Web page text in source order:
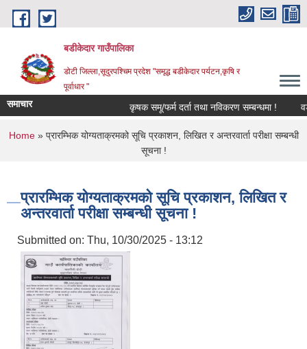
Skip to main content
बडीकेदार गाउँपालिका
डोटी जिल्ला,सूदुरपश्चिम प्रदेश "समृद्ध बडीकेदार पर्यटन,कृषि र
पूर्वाधार "
समाचार कृषक समू/फर्म दर्ता तथा नविकरण सम्बन्धमा !
You are here
Home» प्रारम्भिक योग्यताक्रमको सूचि प्रकाशन, लिखित र अन्तरवार्ता परीक्षा सम्बन्धी
सूचना !
प्रारम्भिक योग्यताक्रमको सूचि प्रकाशन, लिखित र
अन्तरवार्ता परीक्षा सम्बन्धी सूचना !
Submitted on: Thu, 10/30/2025 - 13:12